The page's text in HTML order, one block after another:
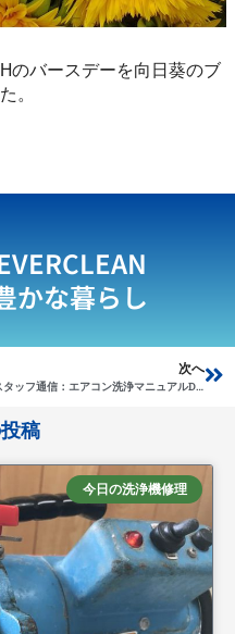
のバースデーを向日葵のブ
。
かな暮らし
次へ
スタッフ通信：エアコン洗浄マニュアルDVD
稿
今日の洗浄機修理